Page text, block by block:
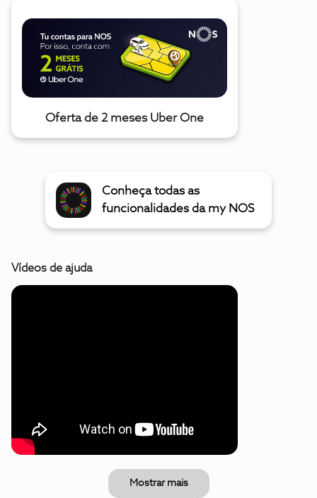
Oferta de 2 meses Uber One
Conheça todas as
funcionalidades da my NOS
Vídeos de ajuda
Mostrar mais